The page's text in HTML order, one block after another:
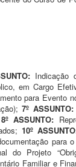
Indicação
em Cargo
para Evento
7º ASSUNTO:
8º ASSUNTO:
10º
para
do Projeto
Familiar e